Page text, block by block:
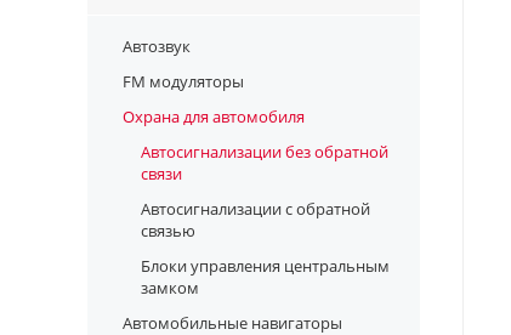
Автозвук
FM модуляторы
Охрана для автомобиля
Автосигнализации без обратной
связи
Автосигнализации с обратной
связью
Блоки управления центральным
замком
Автомобильные навигаторы